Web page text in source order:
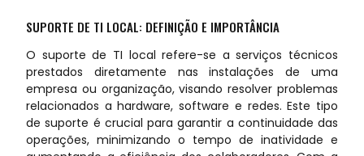
SUPORTE DE TI LOCAL: DEFINIÇÃO E IMPORTÂNCIA
O suporte de TI local refere-se a serviços técnicos
prestados diretamente nas instalações de uma
empresa ou organização, visando resolver problemas
relacionados a hardware, software e redes. Este tipo
de suporte é crucial para garantir a continuidade das
operações, minimizando o tempo de inatividade e